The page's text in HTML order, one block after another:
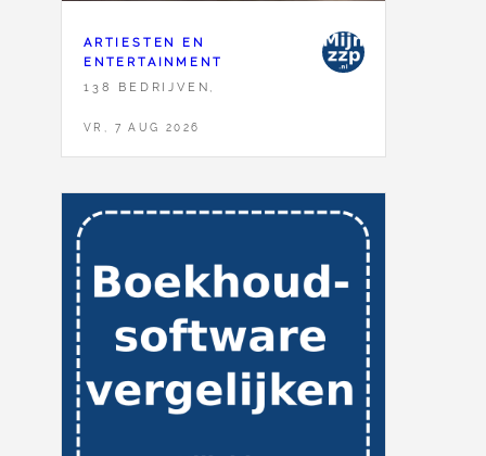
ARTIESTEN EN
ENTERTAINMENT
138 BEDRIJVEN,
VR, 7 AUG 2026